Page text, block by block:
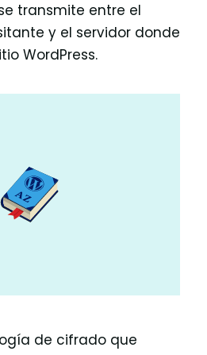
transmite entre el
y el servidor donde
WordPress.
de cifrado que